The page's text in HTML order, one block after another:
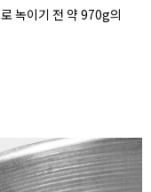
녹이기 전 약 970g의